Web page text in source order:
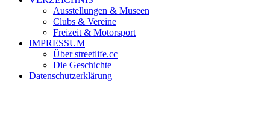
Ausstellungen & Museen
Clubs & Vereine
Freizeit & Motorsport
IMPRESSUM
Über streetlife.cc
Die Geschichte
Datenschutzerklärung